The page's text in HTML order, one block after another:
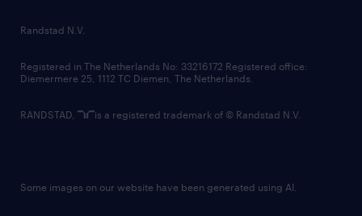
country websites
Randstad N.V.
Registered in The Netherlands No: 33216172 Registered office:
Diemermere 25, 1112 TC Diemen, The Netherlands.
RANDSTAD, is a registered trademark of © Randstad N.V.
Some images on our website have been generated using AI.